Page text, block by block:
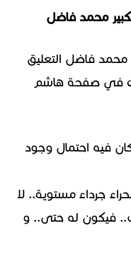
محمد فاضل
محمد فاضل التعليق
في صفحة هاشم
فيه احتمال وجود
جرداء مستوية.. لا
فيكون له حتى.. و